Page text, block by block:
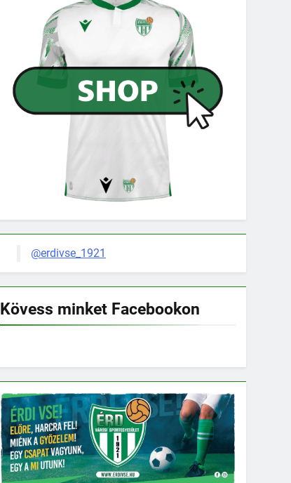
@erdivse_1921
Kövess minket Facebookon